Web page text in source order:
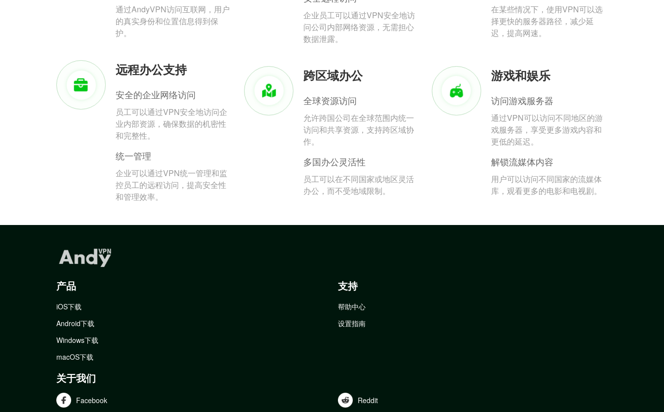
通过AndyVPN访问互联网，用户
的真实身份和位置信息得到保
护。
企业员工可以通过VPN安全地访
问公司内部网络资源，无需担心
数据泄露。
在某些情况下，使用VPN可以选
择更快的服务器路径，减少延
迟，提高网速。
远程办公支持
安全的企业网络访问
员工可以通过VPN安全地访问企
业内部资源，确保数据的机密性
和完整性。
统一管理
企业可以通过VPN统一管理和监
控员工的远程访问，提高安全性
和管理效率。
跨区域办公
全球资源访问
允许跨国公司在全球范围内统一
访问和共享资源，支持跨区域协
作。
多国办公灵活性
员工可以在不同国家或地区灵活
办公，而不受地域限制。
游戏和娱乐
访问游戏服务器
通过VPN可以访问不同地区的游
戏服务器，享受更多游戏内容和
更低的延迟。
解锁流媒体内容
用户可以访问不同国家的流媒体
库，观看更多的电影和电视剧。
产品
iOS下载
Android下载
Windows下载
macOS下载
支持
帮助中心
设置指南
关于我们
Facebook Reddit